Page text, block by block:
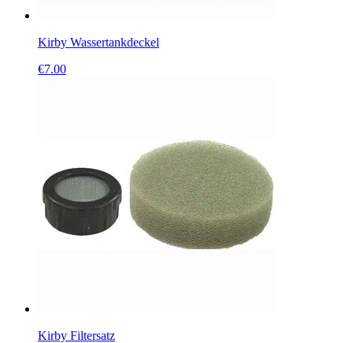
Kirby Wassertankdeckel
€7.00
Kirby Filtersatz